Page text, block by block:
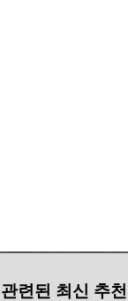
관련된 최신 추